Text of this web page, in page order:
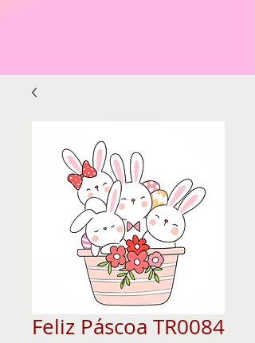
Feliz Páscoa TR0084